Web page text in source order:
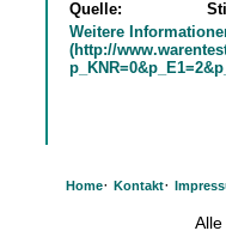
Quelle:
Weitere
(http://
Home· Kontakt·